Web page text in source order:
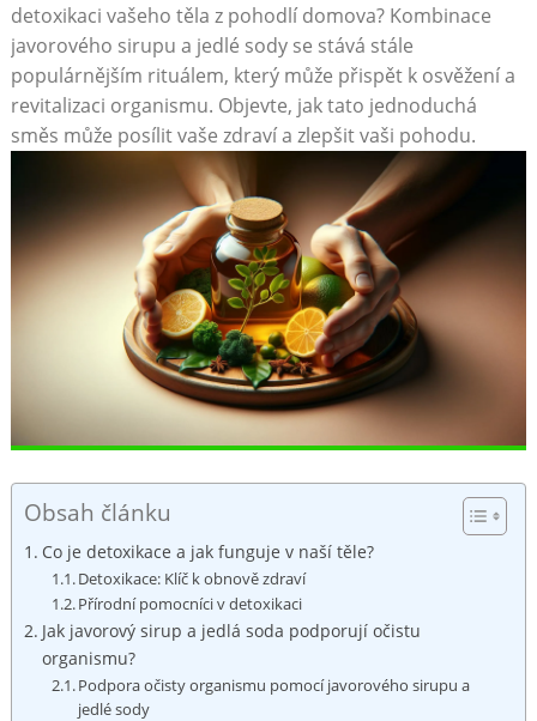
detoxikaci vašeho těla z pohodlí⁤ domova?⁢ Kombinace
javorového sirupu a jedlé sody se stává stále
populárnějším rituálem, který může přispět k ⁤osvěžení‍ a
revitalizaci organismu.‍ Objevte, jak tato⁤ jednoduchá
směs může posílit vaše zdraví ‍a zlepšit vaši⁢ pohodu.
Obsah článku
Co je ⁤detoxikace a jak funguje⁤ v​ naší těle?
Detoxikace: Klíč k obnově zdraví
Přírodní pomocníci v detoxikaci
Jak javorový sirup a jedlá soda podporují očistu
organismu?
Podpora očisty organismu pomocí javorového sirupu a
jedlé sody